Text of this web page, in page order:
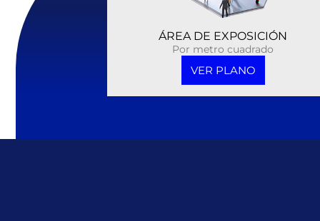
ÁREA DE EXPOSICIÓN
Por metro cuadrado
VER PLANO